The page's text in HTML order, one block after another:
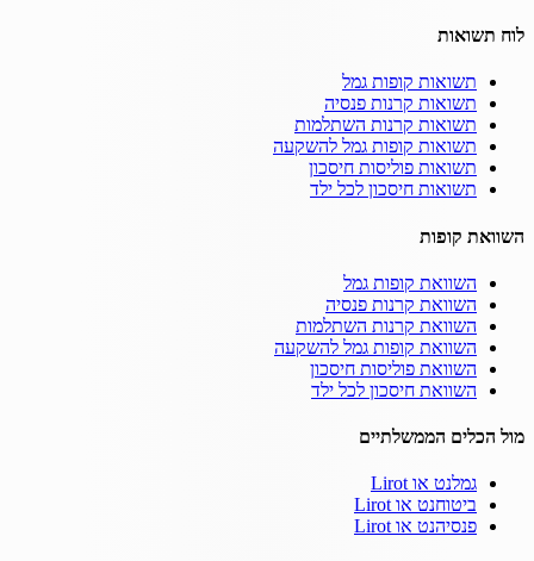
לוח תשואות
תשואות קופות גמל
תשואות קרנות פנסיה
תשואות קרנות השתלמות
תשואות קופות גמל להשקעה
תשואות פוליסות חיסכון
תשואות חיסכון לכל ילד
השוואת קופות
השוואת קופות גמל
השוואת קרנות פנסיה
השוואת קרנות השתלמות
השוואת קופות גמל להשקעה
השוואת פוליסות חיסכון
השוואת חיסכון לכל ילד
מול הכלים הממשלתיים
גמלנט או Lirot
ביטוחנט או Lirot
פנסיהנט או Lirot